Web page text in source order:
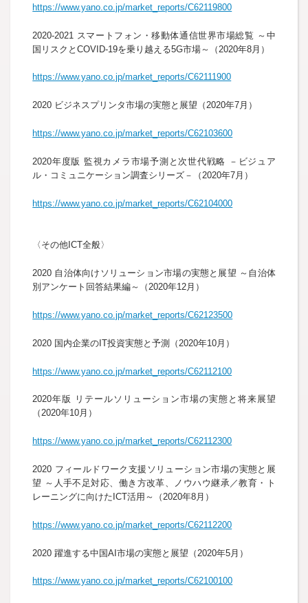
https://www.yano.co.jp/market_reports/C62119800
2020-2021 スマートフォン・移動体通信世界市場総覧 ～中
国リスクとCOVID-19を乗り越える5G市場～（2020年8月）
https://www.yano.co.jp/market_reports/C62111900
2020 ビジネスプリンタ市場の実態と展望（2020年7月）
https://www.yano.co.jp/market_reports/C62103600
2020年度版 監視カメラ市場予測と次世代戦略 －ビジュア
ル・コミュニケーション調査シリーズ－（2020年7月）
https://www.yano.co.jp/market_reports/C62104000
​〈その他ICT全般〉
2020 自治体向けソリューション市場の実態と展望 ～自治体
別アンケート回答結果編～（2020年12月）
https://www.yano.co.jp/market_reports/C62123500
2020 国内企業のIT投資実態と予測（2020年10月）
https://www.yano.co.jp/market_reports/C62112100
2020年版 リテールソリューション市場の実態と将来展望
（2020年10月）
https://www.yano.co.jp/market_reports/C62112300
2020 フィールドワーク支援ソリューション市場の実態と展
望 ～人手不足対応、働き方改革、ノウハウ継承／教育・ト
レーニングに向けたICT活用～（2020年8月）
https://www.yano.co.jp/market_reports/C62112200
2020 躍進する中国AI市場の実態と展望（2020年5月）
https://www.yano.co.jp/market_reports/C62100100